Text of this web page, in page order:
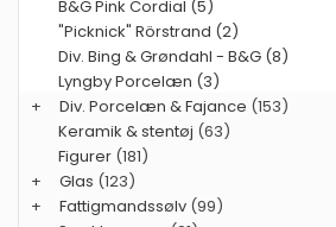
B&G Pink Cordial (5)
"Picknick" Rörstrand (2)
Div. Bing & Grøndahl - B&G (8)
Lyngby Porcelæn (3)
+
Div. Porcelæn & Fajance (153)
Keramik & stentøj (63)
Figurer (181)
+
Glas (123)
+
Fattigmandssølv (99)